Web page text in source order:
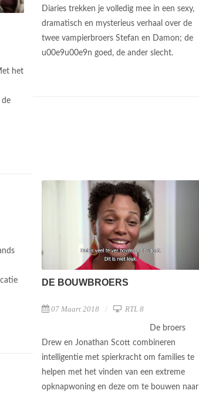
het
de
Diaries trekken je volledig mee in een sexy,
dramatisch en mysterieus verhaal over de
twee vampierbroers Stefan en Damon; de
u00e9u00e9n goed, de ander slecht.
DE BOUWBROERS
07 Maart 2018 RTL 8
De broers
Drew en Jonathan Scott combineren
intelligentie met spierkracht om families te
helpen met het vinden van een extreme
opknapwoning en deze om te bouwen naar